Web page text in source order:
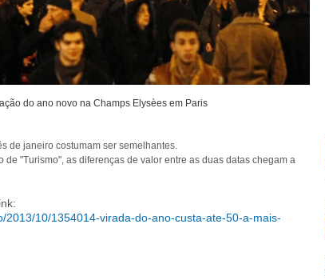
do ano novo na Champs Elysèes em Paris
de janeiro costumam ser semelhantes.
de "Turismo", as diferenças de valor entre as duas datas chegam a
2013/10/1354014-virada-do-ano-custa-ate-50-a-mais-